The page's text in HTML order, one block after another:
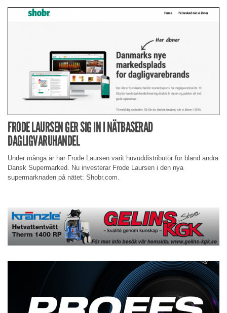
FRODE LAURSEN GER SIG IN I NÄTBASERAD
DAGLIGVARUHANDEL
Under många år har Frode Laursen varit huvuddistributör för bland andra
Dansk Supermarked. Nu investerar Frode Laursen i den nya
supermarknaden på nätet: Shobr.com.